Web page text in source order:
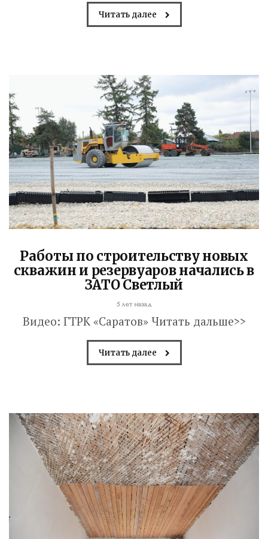
Читать далее
Работы по строительству новых
скважин и резервуаров начались в
ЗАТО Светлый
5 лет назад
Видео: ГТРК «Саратов» Читать дальше>>
Читать далее